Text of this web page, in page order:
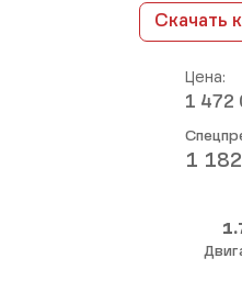
Скачать
Цена:
1 472
1